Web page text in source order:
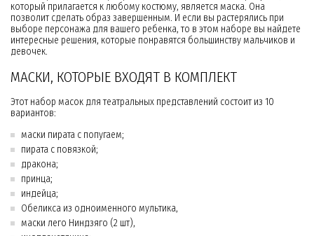
который прилагается к любому костюму, является маска. Она
позволит сделать образ завершенным. И если вы растерялись при
выборе персонажа для вашего ребенка, то в этом наборе вы найдете
интересные решения, которые понравятся большинству мальчиков и
девочек.
МАСКИ, КОТОРЫЕ ВХОДЯТ В КОМПЛЕКТ
Этот набор масок для театральных представлений состоит из 10
вариантов:
маски пирата с попугаем;
пирата с повязкой;
дракона;
принца;
индейца;
Обеликса из одноименного мультика,
маски лего Ниндзяго (2 шт),